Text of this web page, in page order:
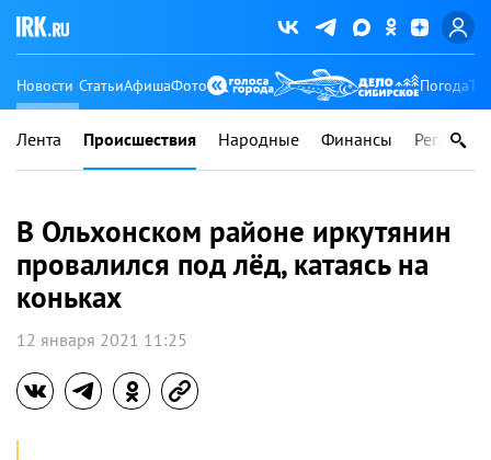
Новости СтатьиАфишаФото Погода
Лента Происшествия Народные Финансы Регионы
В Ольхонском районе иркутянин
провалился под лёд, катаясь на
коньках
12 января 2021 11:25